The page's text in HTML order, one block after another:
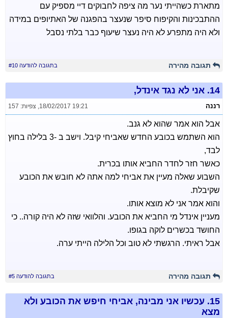
מתארת כשהייתי נער מה ציפה לחבוקים דיי מספיק עם
ההתבכינות והקיפוח סיפר שנעצר בהפגנה של האתיופים במידה
ולא היה מתפרע לא היה נעצר שיעוף כבר בלתי נסבל
תגובה מהירה בתגובה להודעה #10
14. אני לא נגד אינדל,
רננה 18/02/2017 19:21
, צפיות: 157
אבל הוא אמר שהוא לא גנב.
הוא השתמש בכובע החדש שאביחי קיבל. וישב ב -3 בלילה בחוץ
לבד,
כאשר חזר לחדר החביא אותו בכרית.
השבוע שאלה מעיין את אביחי למה אתה לא חובש את הכובע
שקיבלת.
והוא אמר אני לא מוצא אותו.
מעניין אינדל מי החביא את הכובע. והלוואי שזה לא היה קורה.. כי
החושד בכשרים לוקה בגופו.
אבל ראיתי. הרגשתי לא טוב וכל הלילה הייתי ערה.
תגובה מהירה בתגובה להודעה #5
15. עכשיו אני מבינה, אביחי חיפש את הכובע ולא
מצא